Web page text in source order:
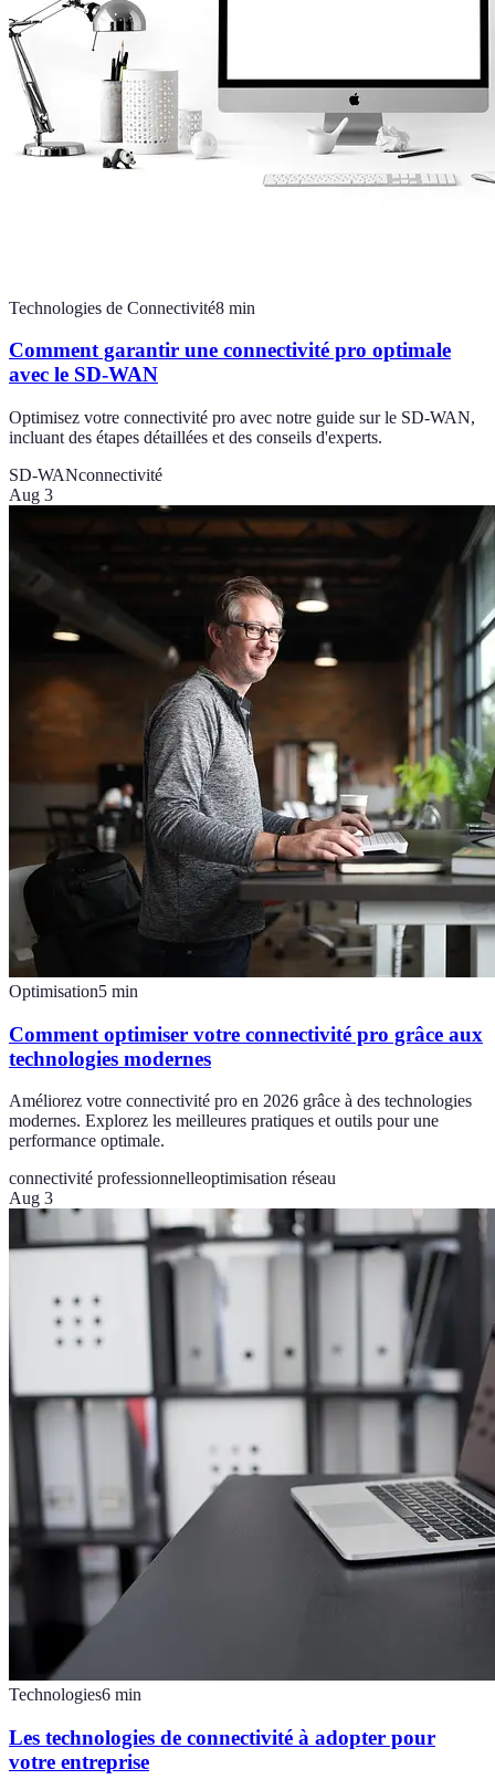
Technologies de Connectivité8 min
Comment garantir une connectivité pro optimale
avec le SD-WAN
Optimisez votre connectivité pro avec notre guide sur le SD-WAN,
incluant des étapes détaillées et des conseils d'experts.
SD-WANconnectivité
Aug 3
Optimisation5 min
Comment optimiser votre connectivité pro grâce aux
technologies modernes
Améliorez votre connectivité pro en 2026 grâce à des technologies
modernes. Explorez les meilleures pratiques et outils pour une
performance optimale.
connectivité professionnelleoptimisation réseau
Aug 3
Technologies6 min
Les technologies de connectivité à adopter pour
votre entreprise